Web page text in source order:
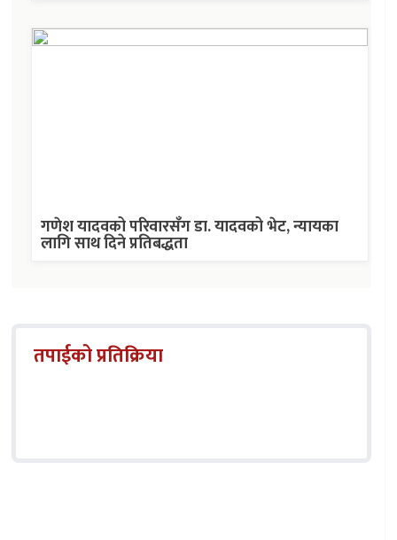
गणेश यादवको परिवारसँग डा. यादवको भेट, न्यायका
लागि साथ दिने प्रतिबद्धता
तपाईको प्रतिक्रिया